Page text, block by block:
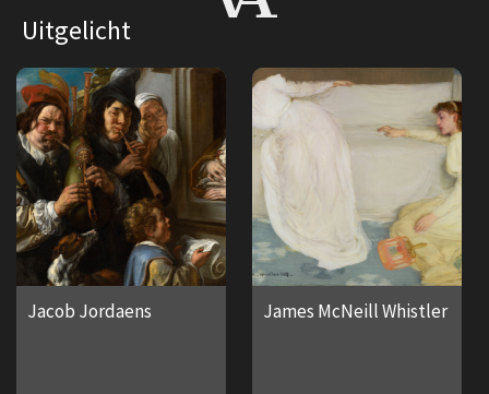
Uitgelicht
Jacob Jordaens James McNeill Whistler